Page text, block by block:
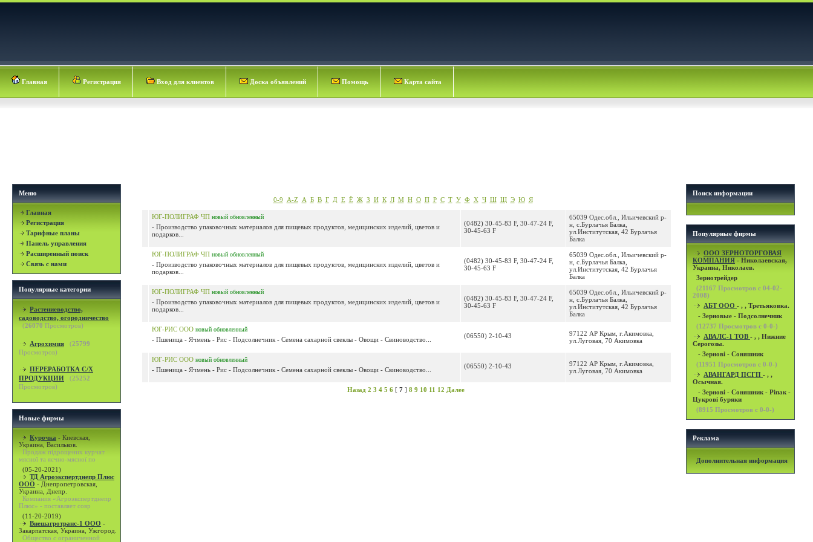
Главная Регистрация Вход для клиентов Доска объявлений Помощь Карта сайта
Меню
Главная
Регистрация
Тарифные планы
Панель управления
Расширенный поиск
Связь с нами
Популярные категории
Растениеводство,
садоводство, огородничество
(26070 Просмотров)
Агрохимия (25799
Просмотров)
ПЕРЕРАБОТКА С/Х
ПРОДУКЦИИ
(25252
Просмотров)
Новые фирмы
Курочка - Киевская,
Украина, Васильков.
Продаж підрощених курчат
мясної та яєчно-мясної по
(05-20-2021)
ТД Агроэкспертднепр Плюс
ООО - Днепропетровская,
Украина, Днепр.
Компания «Агроэкспертднепр
Плюс» - поставляет совр
(11-20-2019)
Внешагротранс-1 ООО -
Закарпатская, Украина, Ужгород.
Общество с ограниченной
0-9 A-Z А Б В Г Д Е Ё Ж З И К Л М Н О П Р С Т У Ф Х Ч Ш Щ Э Ю Я
ЮГ-ПОЛИГРАФ ЧП новый обновленный
- Производство упаковочных материалов для пищевых продуктов, медицинских изделий, цветов и
подарков...
(0482) 30-45-83 F, 30-47-24 F,
30-45-63 F
65039 Одес.обл., Ильичевский р-
н, с.Бурлачья Балка,
ул.Институтская, 42 Бурлачья
Балка
ЮГ-ПОЛИГРАФ ЧП новый обновленный
- Производство упаковочных материалов для пищевых продуктов, медицинских изделий, цветов и
подарков...
(0482) 30-45-83 F, 30-47-24 F,
30-45-63 F
65039 Одес.обл., Ильичевский р-
н, с.Бурлачья Балка,
ул.Институтская, 42 Бурлачья
Балка
ЮГ-ПОЛИГРАФ ЧП новый обновленный
- Производство упаковочных материалов для пищевых продуктов, медицинских изделий, цветов и
подарков...
(0482) 30-45-83 F, 30-47-24 F,
30-45-63 F
65039 Одес.обл., Ильичевский р-
н, с.Бурлачья Балка,
ул.Институтская, 42 Бурлачья
Балка
ЮГ-РИС ООО новый обновленный
- Пшеница - Ячмень - Рис - Подсолнечник - Семена сахарной свеклы - Овощи - Свиноводство... (06550) 2-10-43
97122 АР Крым, г.Акимовка,
ул.Луговая, 70 Акимовка
ЮГ-РИС ООО новый обновленный
- Пшеница - Ячмень - Рис - Подсолнечник - Семена сахарной свеклы - Овощи - Свиноводство... (06550) 2-10-43
97122 АР Крым, г.Акимовка,
ул.Луговая, 70 Акимовка
Назад 2 3 4 5 6[ 7] 8 9 10 11 12 Далее
Поиск информации
Популярные фирмы
OOO ЗЕРНОТОРГОВАЯ
КОМПАНИЯ - Николаевская,
Украина, Николаев.
Зернотрейдер
(21167 Просмотров с 04-02-
2008)
АБТ ООО - , , Третьяковка.
- Зерновые - Подсолнечник
(12737 Просмотров с 0-0-)
АВАЛС-1 ТОВ - , , Нижние
Серогозы.
- Зернові - Соняшник
(11951 Просмотров с 0-0-)
АВАНГАРД ПСГП - , ,
Осычная.
- Зернові - Соняшник - Ріпак -
Цукрові буряки
(8915 Просмотров с 0-0-)
Реклама
Дополнительная информация